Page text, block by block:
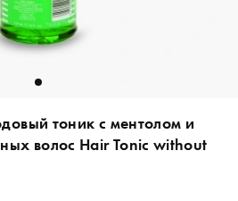
тоник с ментолом и
волос Hair Tonic without